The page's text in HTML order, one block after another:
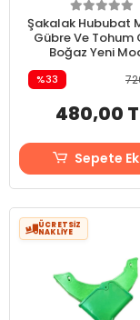
Şakalak Hububat
Gübre Ve Tohum
Boğaz Yeni
%33
480,00
Sepete
ÜCRETSİZ
NAKLİYE